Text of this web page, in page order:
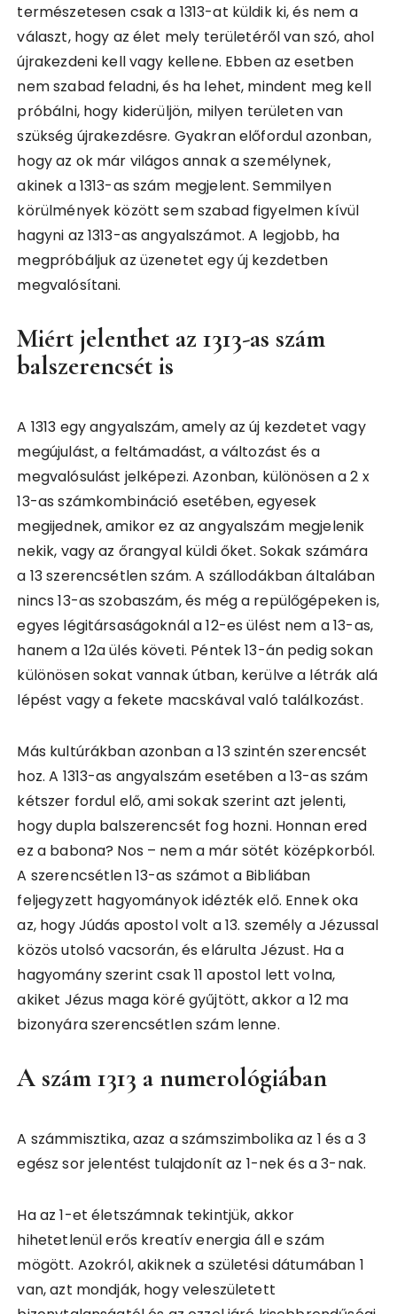
természetesen csak a 1313-at küldik ki, és nem a
választ, hogy az élet mely területéről van szó, ahol
újrakezdeni kell vagy kellene. Ebben az esetben
nem szabad feladni, és ha lehet, mindent meg kell
próbálni, hogy kiderüljön, milyen területen van
szükség újrakezdésre. Gyakran előfordul azonban,
hogy az ok már világos annak a személynek,
akinek a 1313-as szám megjelent. Semmilyen
körülmények között sem szabad figyelmen kívül
hagyni az 1313-as angyalszámot. A legjobb, ha
megpróbáljuk az üzenetet egy új kezdetben
megvalósítani.
Miért jelenthet az 1313-as szám
balszerencsét is
A 1313 egy angyalszám, amely az új kezdetet vagy
megújulást, a feltámadást, a változást és a
megvalósulást jelképezi. Azonban, különösen a 2 x
13-as számkombináció esetében, egyesek
megijednek, amikor ez az angyalszám megjelenik
nekik, vagy az őrangyal küldi őket. Sokak számára
a 13 szerencsétlen szám. A szállodákban általában
nincs 13-as szobaszám, és még a repülőgépeken is,
egyes légitársaságoknál a 12-es ülést nem a 13-as,
hanem a 12a ülés követi. Péntek 13-án pedig sokan
különösen sokat vannak útban, kerülve a létrák alá
lépést vagy a fekete macskával való találkozást.
Más kultúrákban azonban a 13 szintén szerencsét
hoz. A 1313-as angyalszám esetében a 13-as szám
kétszer fordul elő, ami sokak szerint azt jelenti,
hogy dupla balszerencsét fog hozni. Honnan ered
ez a babona? Nos – nem a már sötét középkorból.
A szerencsétlen 13-as számot a Bibliában
feljegyzett hagyományok idézték elő. Ennek oka
az, hogy Júdás apostol volt a 13. személy a Jézussal
közös utolsó vacsorán, és elárulta Jézust. Ha a
hagyomány szerint csak 11 apostol lett volna,
akiket Jézus maga köré gyűjtött, akkor a 12 ma
bizonyára szerencsétlen szám lenne.
A szám 1313 a numerológiában
A számmisztika, azaz a számszimbolika az 1 és a 3
egész sor jelentést tulajdonít az 1-nek és a 3-nak.
Ha az 1-et életszámnak tekintjük, akkor
hihetetlenül erős kreatív energia áll e szám
mögött. Azokról, akiknek a születési dátumában 1
van, azt mondják, hogy veleszületett